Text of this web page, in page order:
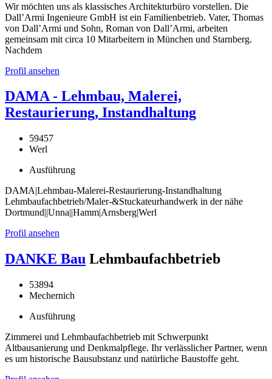
Wir möchten uns als klassisches Architekturbüro vorstellen. Die
Dall’Armi Ingenieure GmbH ist ein Familienbetrieb. Vater, Thomas
von Dall’Armi und Sohn, Roman von Dall’Armi, arbeiten
gemeinsam mit circa 10 Mitarbeitern in München und Starnberg.
Nachdem
Profil ansehen
DAMA - Lehmbau, Malerei,
Restaurierung, Instandhaltung
59457
Werl
Ausführung
DAMA|Lehmbau-Malerei-Restaurierung-Instandhaltung
Lehmbaufachbetrieb/Maler-&Stuckateurhandwerk in der nähe
Dortmund||Unna||Hamm|Arnsberg|Werl
Profil ansehen
DANKE Bau Lehmbaufachbetrieb
53894
Mechernich
Ausführung
Zimmerei und Lehmbaufachbetrieb mit Schwerpunkt
Altbausanierung und Denkmalpflege. Ihr verlässlicher Partner, wenn
es um historische Bausubstanz und natürliche Baustoffe geht.